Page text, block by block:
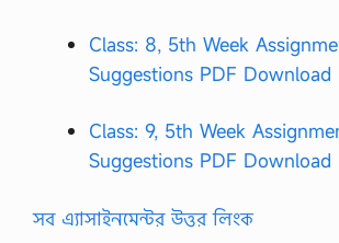
Class: 8, 5th Week
Suggestions PDF Download
Class: 9, 5th Week
Suggestions PDF Download
সব এ্যাসাইনমেন্টর উত্তর লিংক